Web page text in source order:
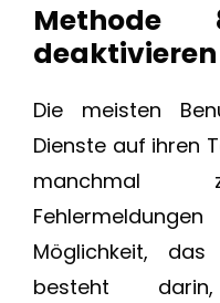
Methode
deaktivieren
Die meisten
Dienste auf ihren
manchmal
Möglichkeit,
besteht